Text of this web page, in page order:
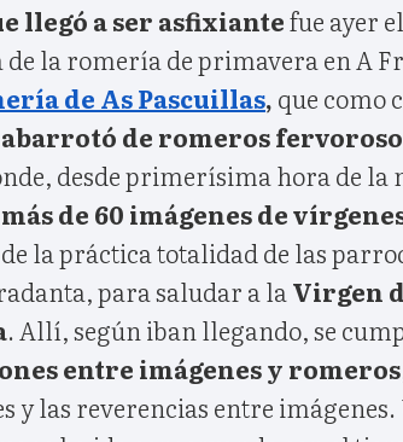
llegó a ser asfixiantefue ayer
la romería de primavera en A
de As Pascuillas, que como
abarrotó de romeros
desde primerísima hora de la
más de 60 imágenes de
la práctica totalidad de las
para saludar a la Virgen
. Allí, según iban llegando, se
entre imágenes y romeros
y las reverencias entre imágenes.